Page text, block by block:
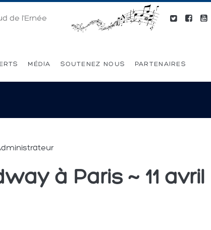
de l'Ernée
MÉDIA SOUTENEZ NOUS PARTENAIRES
à Paris ~ 11 avril